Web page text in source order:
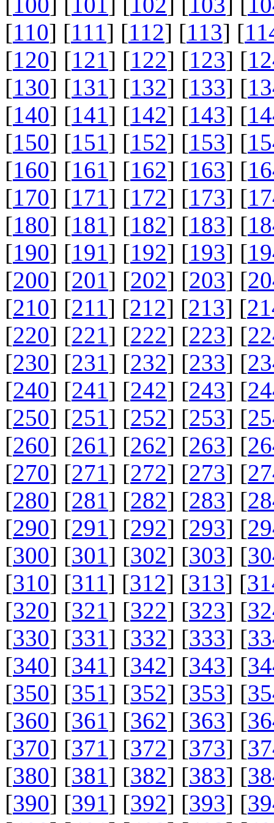
[110] [111] [112] [113] [
[120] [121] [122] [123] [
[130] [131] [132] [133] [
[140] [141] [142] [143] [
[150] [151] [152] [153] [
[160] [161] [162] [163] [
[170] [171] [172] [173] [
[180] [181] [182] [183] [
[190] [191] [192] [193] [
[200] [201] [202] [203] [
[210] [211] [212] [213] [
[220] [221] [222] [223] [
[230] [231] [232] [233] [
[240] [241] [242] [243] [
[250] [251] [252] [253] [
[260] [261] [262] [263] [
[270] [271] [272] [273] [
[280] [281] [282] [283] [
[290] [291] [292] [293] [
[300] [301] [302] [303] [
[310] [311] [312] [313] [
[320] [321] [322] [323] [
[330] [331] [332] [333] [
[340] [341] [342] [343] [
[350] [351] [352] [353] [
[360] [361] [362] [363] [
[370] [371] [372] [373] [
[380] [381] [382] [383] [
[390] [391] [392] [393] [